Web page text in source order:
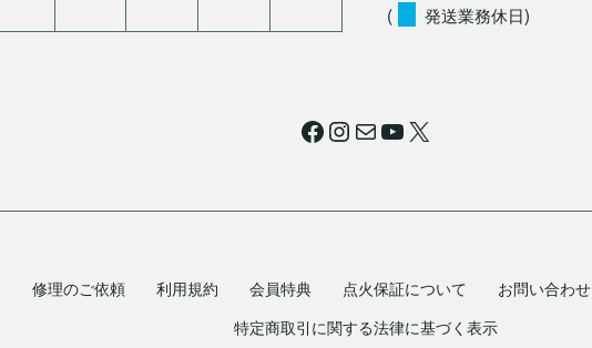
( 発送業務休日)
Facebook Instagram メールYouTube X
修理のご依頼 利用規約 会員特典 点火保証について お問い合わせ
特定商取引に関する法律に基づく表示